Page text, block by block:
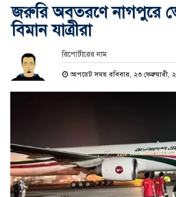
জরুরি অবতরণে নাগপুরে
বিমান যাত্রীরা
রিপোর্টারের নাম
আপডেট সময় রবিবার, ২৩ ফেব্রুয়ারী,